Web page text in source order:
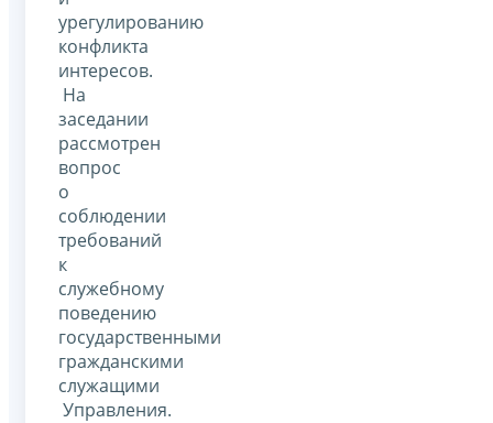
урегулированию
конфликта
интересов.
На
заседании
рассмотрен
вопрос
о
соблюдении
требований
к
служебному
поведению
государственными
гражданскими
служащими
Управления.